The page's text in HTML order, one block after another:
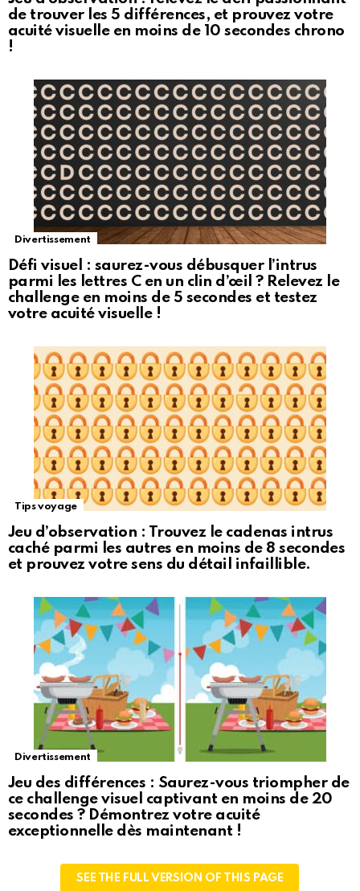
de trouver les 5 différences, et prouvez votre
acuité visuelle en moins de 10 secondes chrono
!
Divertissement
Défi visuel : saurez-vous débusquer l’intrus
parmi les lettres C en un clin d’œil ? Relevez le
challenge en moins de 5 secondes et testez
votre acuité visuelle !
Tips voyage
Jeu d’observation : Trouvez le cadenas intrus
caché parmi les autres en moins de 8 secondes
et prouvez votre sens du détail infaillible.
Divertissement
Jeu des différences : Saurez-vous triompher de
ce challenge visuel captivant en moins de 20
secondes ? Démontrez votre acuité
exceptionnelle dès maintenant !
SEE THE FULL VERSION OF THIS PAGE